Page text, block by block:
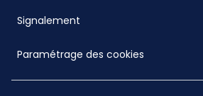
Signalement
Paramétrage des cookies